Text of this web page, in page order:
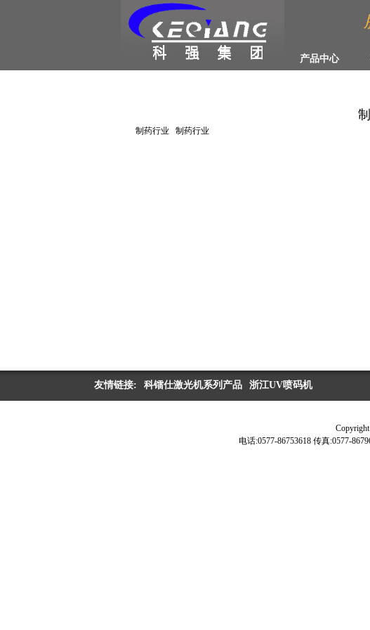
产品中心
制药行业 制药行业
友情链接: 科镭仕激光机系列产品 浙江UV喷码机
电话:0577-86753618 传真:0577-